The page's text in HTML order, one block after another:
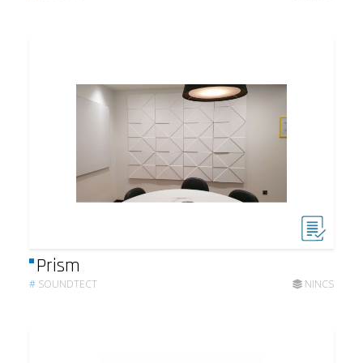
Prism
# SOUNDTECT NINCS